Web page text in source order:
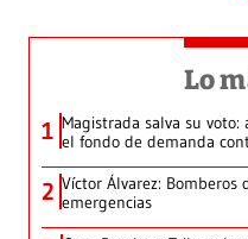
Lo
1 Magistrada salva su
el fondo de demanda
2 Víctor Álvarez: Bomberos
emergencias